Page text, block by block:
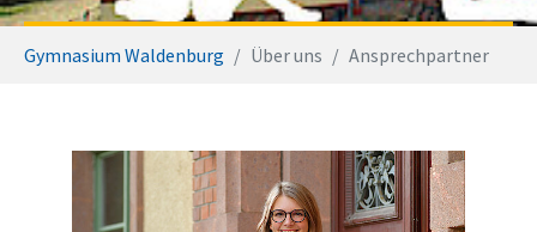
Gymnasium Waldenburg Über uns Ansprechpartner